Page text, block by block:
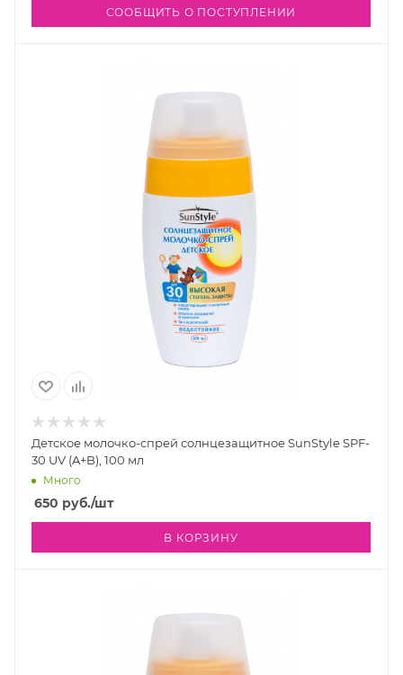
СООБЩИТЬ О ПОСТУПЛЕНИИ
Детское молочко-спрей солнцезащитное SunStyle SPF-
30 UV (A+B), 100 мл
Много
650 руб./шт
В КОРЗИНУ